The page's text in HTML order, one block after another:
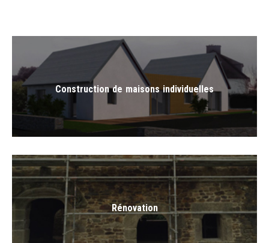
Construction de maisons individuelles
Construction de maisons individuelles
Rénovation
Rénovation de maisons, appartements, immeubles